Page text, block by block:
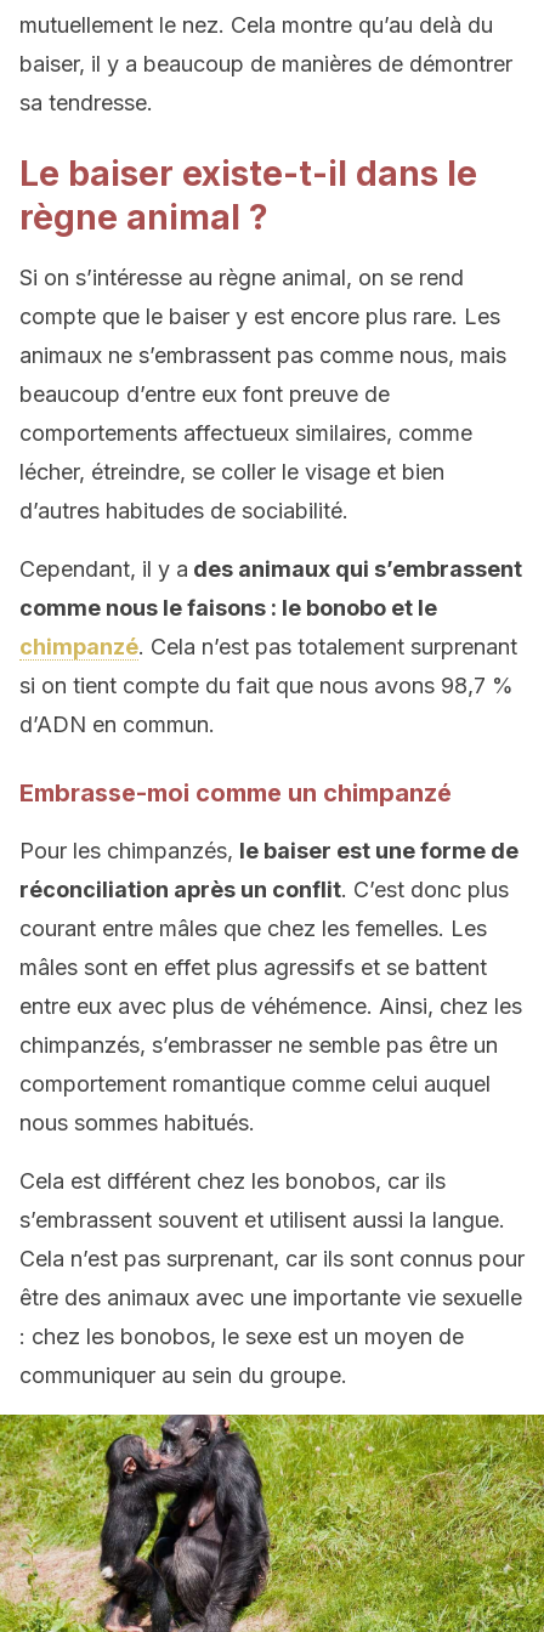
mutuellement le nez. Cela montre qu’au delà du
baiser, il y a beaucoup de manières de démontrer
sa tendresse.
Le baiser existe-t-il dans le
règne animal ?
Si on s’intéresse au règne animal, on se rend
compte que le baiser y est encore plus rare. Les
animaux ne s’embrassent pas comme nous, mais
beaucoup d’entre eux font preuve de
comportements affectueux similaires, comme
lécher, étreindre, se coller le visage et bien
d’autres habitudes de sociabilité.
Cependant, il y a des animaux qui s’embrassent
comme nous le faisons : le bonobo et le
chimpanzé. Cela n’est pas totalement surprenant
si on tient compte du fait que nous avons 98,7 %
d’ADN en commun.
Embrasse-moi comme un chimpanzé
Pour les chimpanzés, le baiser est une forme de
réconciliation après un conflit. C’est donc plus
courant entre mâles que chez les femelles. Les
mâles sont en effet plus agressifs et se battent
entre eux avec plus de véhémence. Ainsi, chez les
chimpanzés, s’embrasser ne semble pas être un
comportement romantique comme celui auquel
nous sommes habitués.
Cela est différent chez les bonobos, car ils
s’embrassent souvent et utilisent aussi la langue.
Cela n’est pas surprenant, car ils sont connus pour
être des animaux avec une importante vie sexuelle
: chez les bonobos, le sexe est un moyen de
communiquer au sein du groupe.